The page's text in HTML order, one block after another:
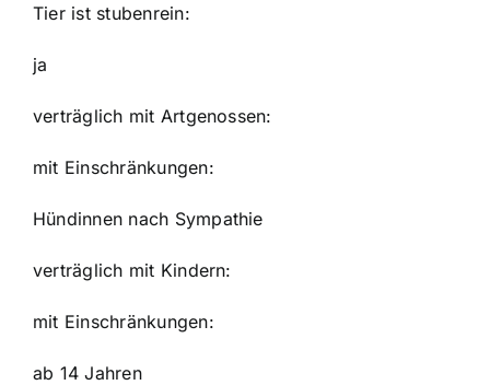
Tier ist stubenrein:
ja
verträglich mit Artgenossen:
mit Einschränkungen:
Hündinnen nach Sympathie
verträglich mit Kindern:
mit Einschränkungen:
ab 14 Jahren